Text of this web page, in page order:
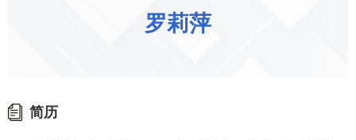
罗莉萍
简历